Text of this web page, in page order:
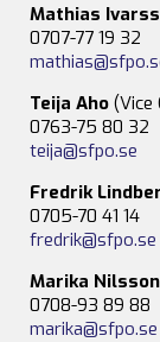
Mathias
0707-77 19 32
Teija Aho (Vice
0763-75 80 32
teija@sfpo.se
Fredrik
0705-70 41 14
fredrik@sfpo.se
Marika Nilsson
0708-93 89 88
marika@sfpo.se